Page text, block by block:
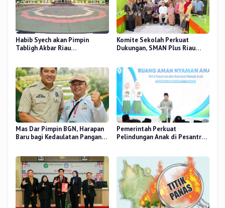
Habib Syech akan Pimpin
Tabligh Akbar Riau
Komite Sekolah Perkuat
Dukungan, SMAN Plus Riau
Mas Dar Pimpin BGN, Harapan
Baru bagi Kedaulatan Pangan
Pemerintah Perkuat
Pelindungan Anak di Pesantren